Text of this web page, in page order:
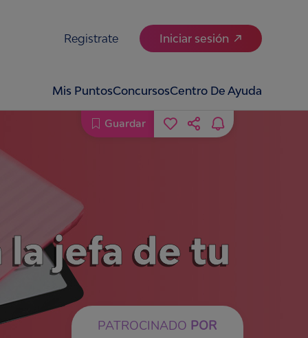
Registrate Iniciar sesión
Mis PuntosConcursosCentro De Ayuda
jefa de tu
PATROCINADO POR
Guardar